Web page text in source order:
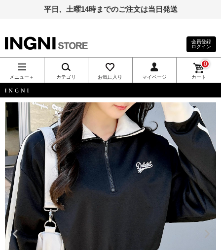
平日、土曜14時までのご注文は当日発送
INGNI（イン
グ）公式通
販｜INGNI
STORE
会員登録
ログイン
メニュー＋ カテゴリ お気に入り マイページ カート
0
INGNI